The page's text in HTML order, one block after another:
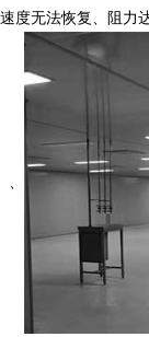
速度无法恢复、阻力